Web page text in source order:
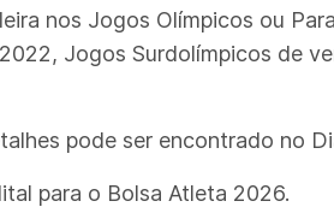
nos Jogos Olímpicos ou
Jogos Surdolímpicos de
pode ser encontrado no
para o Bolsa Atleta 2026.